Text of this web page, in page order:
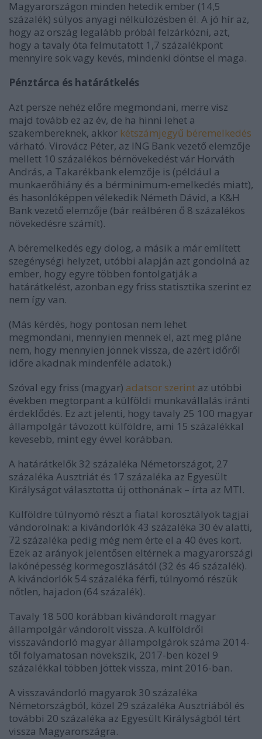
Magyarországon minden hetedik ember (14,5
százalék) súlyos anyagi nélkülözésben él. A jó hír az,
hogy az ország legalább próbál felzárkózni, azt,
hogy a tavaly óta felmutatott 1,7 százalékpont
mennyire sok vagy kevés, mindenki döntse el maga.
Pénztárca és határátkelés
Azt persze nehéz előre megmondani, merre visz
majd tovább ez az év, de ha hinni lehet a
szakembereknek, akkor kétszámjegyű béremelkedés
várható. Virovácz Péter, az ING Bank vezető elemzője
mellett 10 százalékos bérnövekedést vár Horváth
András, a Takarékbank elemzője is (például a
munkaerőhiány és a bérminimum-emelkedés miatt),
és hasonlóképpen vélekedik Németh Dávid, a K&H
Bank vezető elemzője (bár reálbéren ő 8 százalékos
növekedésre számít).
A béremelkedés egy dolog, a másik a már említett
szegénységi helyzet, utóbbi alapján azt gondolná az
ember, hogy egyre többen fontolgatják a
határátkelést, azonban egy friss statisztika szerint ez
nem így van.
(Más kérdés, hogy pontosan nem lehet
megmondani, mennyien mennek el, azt meg pláne
nem, hogy mennyien jönnek vissza, de azért időről
időre akadnak mindenféle adatok.)
Szóval egy friss (magyar) adatsor szerint az utóbbi
években megtorpant a külföldi munkavállalás iránti
érdeklődés. Ez azt jelenti, hogy tavaly 25 100 magyar
állampolgár távozott külföldre, ami 15 százalékkal
kevesebb, mint egy évvel korábban.
A határátkelők 32 százaléka Németországot, 27
százaléka Ausztriát és 17 százaléka az Egyesült
Királyságot választotta új otthonának – írta az MTI.
Külföldre túlnyomó részt a fiatal korosztályok tagjai
vándorolnak: a kivándorlók 43 százaléka 30 év alatti,
72 százaléka pedig még nem érte el a 40 éves kort.
Ezek az arányok jelentősen eltérnek a magyarországi
lakónépesség kormegoszlásától (32 és 46 százalék).
A kivándorlók 54 százaléka férfi, túlnyomó részük
nőtlen, hajadon (64 százalék).
Tavaly 18 500 korábban kivándorolt magyar
állampolgár vándorolt vissza. A külföldről
visszavándorló magyar állampolgárok száma 2014-
től folyamatosan növekszik, 2017-ben közel 9
százalékkal többen jöttek vissza, mint 2016-ban.
A visszavándorló magyarok 30 százaléka
Németországból, közel 29 százaléka Ausztriából és
további 20 százaléka az Egyesült Királyságból tért
vissza Magyarországra.